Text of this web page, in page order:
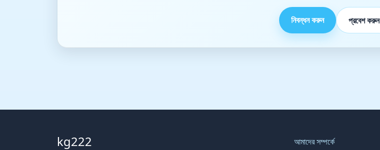
নিবন্ধন করুন প্রবেশ করুন
kg222 আমাদের সম্পর্কে